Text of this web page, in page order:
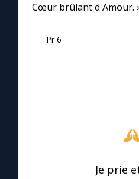
Cœur brûlant d'Amour.
Pr 6
Je prie